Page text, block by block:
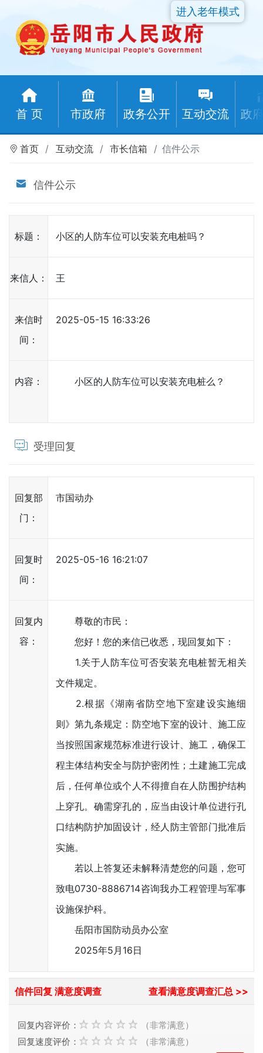
首 页 市政府 政务公开 互动交流 政
进入老年模式
首页 互动交流 市长信箱 信件公示
信件公示
标题： 小区的人防车位可以安装充电桩吗？
来信人： 王
来信时
间：
2025-05-15 16:33:26
内容： 小区的人防车位可以安装充电桩么？
受理回复
回复部
门：
市国动办
回复时
间：
2025-05-16 16:21:07
回复内
容：
尊敬的市民：
您好！您的来信已收悉，现回复如下：
1.关于人防车位可否安装充电桩暂无相关
文件规定。
2.根据《湖南省防空地下室建设实施细
则》第九条规定：防空地下室的设计、施工应
当按照国家规范标准进行设计、施工，确保工
程主体结构安全与防护密闭性；土建施工完成
后，任何单位或个人不得擅自在人防围护结构
上穿孔。确需穿孔的，应当由设计单位进行孔
口结构防护加固设计，经人防主管部门批准后
实施。
若以上答复还未解释清楚您的问题，您可
致电0730-8886714咨询我办工程管理与军事
设施保护科。
岳阳市国防动员办公室
2025年5月16日
信件回复 满意度调查 查看满意度调查汇总 >>
回复内容评价：
（非常满意）
回复速度评价：
（非常满意）